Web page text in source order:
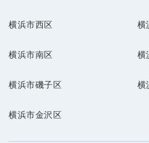
横浜市西区 横
横浜市南区 横
横浜市磯子区 横
横浜市金沢区